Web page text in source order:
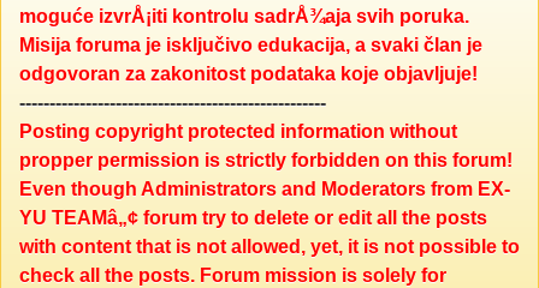
moguće izvrÅ¡iti kontrolu sadrÅ¾aja svih poruka.
Misija foruma je isključivo edukacija, a svaki član je
odgovoran za zakonitost podataka koje objavljuje!
---------------------------------------------------
Posting copyright protected information without
propper permission is strictly forbidden on this forum!
Even though Administrators and Moderators from EX-
YU TEAMâ„¢ forum try to delete or edit all the posts
with content that is not allowed, yet, it is not possible to
check all the posts. Forum mission is solely for